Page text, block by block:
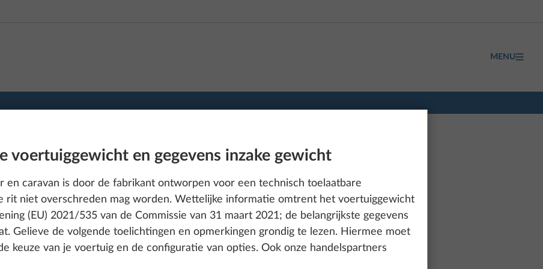
MENU
voertuiggewicht en gegevens inzake gewicht
en caravan is door de fabrikant ontworpen voor een technisch toelaatbare
rit niet overschreden mag worden. Wettelijke informatie omtrent het voertuiggewicht
(EU) 2021/535 van de Commissie van 31 maart 2021; de belangrijkste gegevens
Gelieve de volgende toelichtingen en opmerkingen grondig te lezen. Hiermee moet
keuze van je voertuig en de configuratie van opties. Ook onze handelspartners